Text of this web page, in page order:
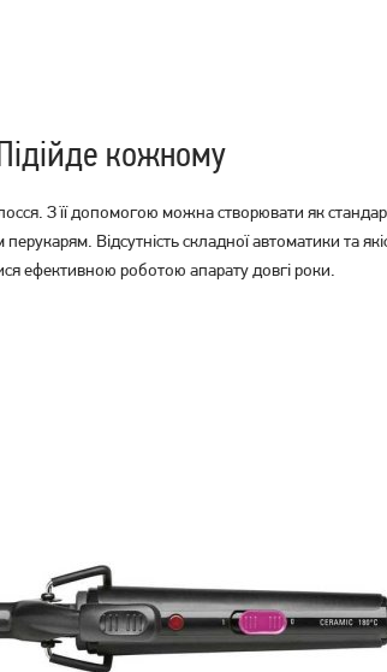
2 949грн
2 359грн
639грн
509грн
кожному
З її допомогою можна створювати як
Відсутність складної автоматики та
ефективною роботою апарату довгі роки.